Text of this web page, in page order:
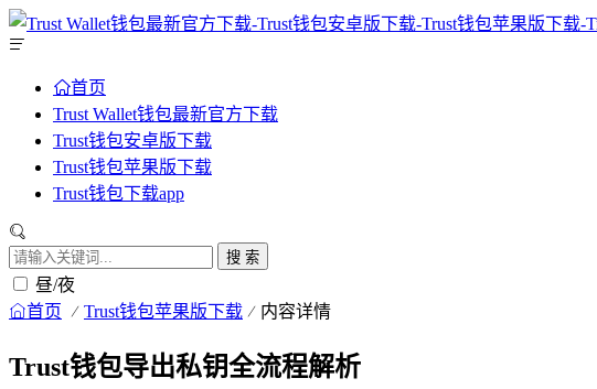
首页
Trust Wallet钱包最新官方下载
Trust钱包安卓版下载
Trust钱包苹果版下载
Trust钱包下载app
搜 索
昼/夜
首页 Trust钱包苹果版下载 内容详情
Trust钱包导出私钥全流程解析